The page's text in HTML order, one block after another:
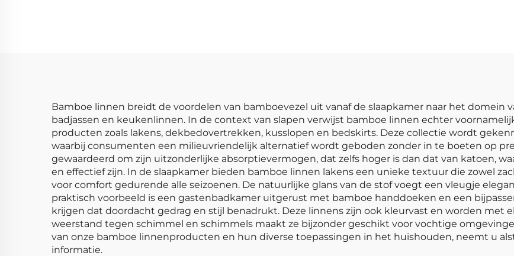
Bamboe linnen breidt de voordelen van bamboevezel uit vanaf de slaapkamer naar het domein
badjassen en keukenlinnen. In de context van slapen verwijst bamboe linnen echter
producten zoals lakens, dekbedovertrekken, kusslopen en bedskirts. Deze collectie wordt
waarbij consumenten een milieuvriendelijk alternatief wordt geboden zonder in te boeten op
gewaardeerd om zijn uitzonderlijke absorptievermogen, dat zelfs hoger is dan dat van katoen,
en effectief zijn. In de slaapkamer bieden bamboe linnen lakens een unieke textuur die zowel
voor comfort gedurende alle seizoenen. De natuurlijke glans van de stof voegt een vleugje
praktisch voorbeeld is een gastenbadkamer uitgerust met bamboe handdoeken en een
krijgen dat doordacht gedrag en stijl benadrukt. Deze linnens zijn ook kleurvast en worden met
weerstand tegen schimmel en schimmels maakt ze bijzonder geschikt voor vochtige
van onze bamboe linnenproducten en hun diverse toepassingen in het huishouden, neemt u
informatie.